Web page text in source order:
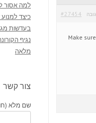
#27454
Make
למה אסור
כיצד
בעדשות
נגיף
מלאה
צור קשר
שם מלא